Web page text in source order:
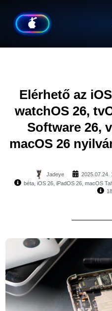
Elérhető az
watchOS 26,
Software 26,
macOS 26
Jadeye 2025.07.24.
béta iOS 26 iPadOS 26 macOS